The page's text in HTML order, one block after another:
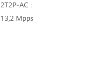
2T2P-AC :
13,2 Mpps